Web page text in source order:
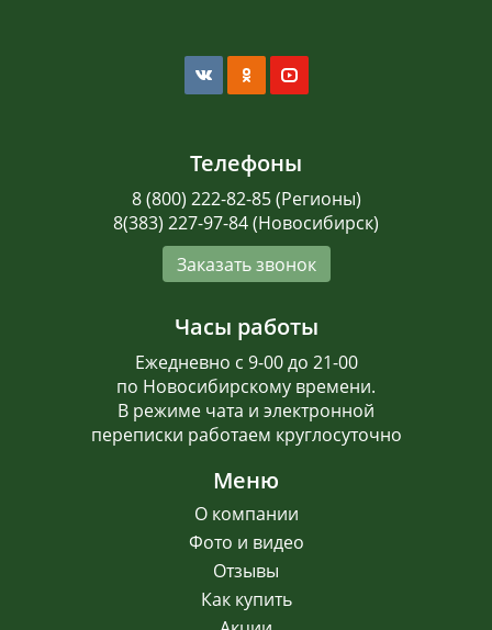
Телефоны
8 (800) 222-82-85 (Регионы)
8(383) 227-97-84 (Новосибирск)
Заказать звонок
Часы работы
Ежедневно с 9-00 до 21-00
по Новосибирскому времени.
В режиме чата и электронной
переписки работаем круглосуточно
Меню
О компании
Фото и видео
Отзывы
Как купить